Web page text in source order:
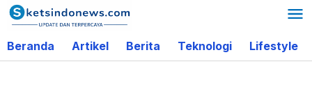
Lewati
ke
konten
Beranda Artikel Berita Teknologi Lifestyle